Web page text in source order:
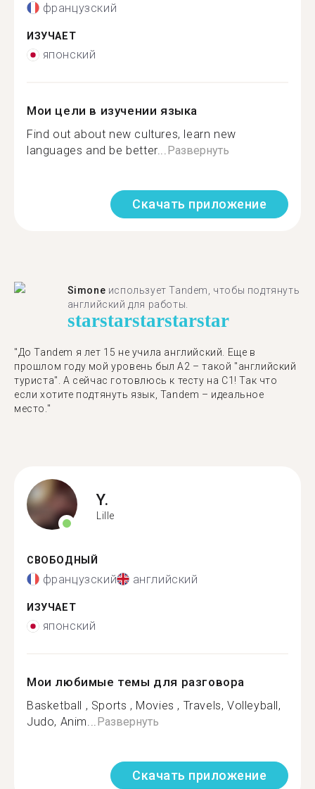
французский
ИЗУЧАЕТ
японский
Мои цели в изучении языка
Find out about new cultures, learn new
languages and be better...Развернуть
Скачать приложение
Simone использует Tandem, чтобы подтянуть
английский для работы.
starstarstarstarstar
"До Tandem я лет 15 не учила английский. Еще в
прошлом году мой уровень был A2 – такой "английский
туриста". А сейчас готовлюсь к тесту на C1! Так что
если хотите подтянуть язык, Tandem – идеальное
место."
Y.
Lille
СВОБОДНЫЙ
французский английский
ИЗУЧАЕТ
японский
Мои любимые темы для разговора
Basketball , Sports , Movies , Travels, Volleyball,
Judo, Anim...Развернуть
Скачать приложение